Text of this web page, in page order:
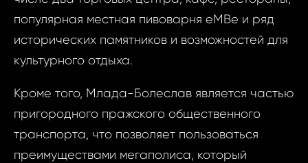
популярная местная пивоварня eMBe и ряд
исторических памятников и возможностей для
культурного отдыха.
Кроме того, Млада-Болеслав является частью
пригородного пражского общественного
транспорта, что позволяет пользоваться
преимуществами мегаполиса, который